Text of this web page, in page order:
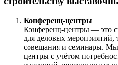
Конференц-центры
Конференц-центры — это
для деловых мероприятий,
совещания и семинары.
центры с учётом